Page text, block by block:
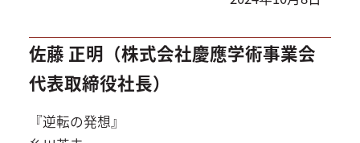
佐藤 正明（株式会社慶應学術事業会
代表取締役社長）
『逆転の発想』